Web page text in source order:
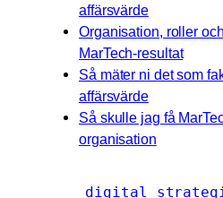
affärsvärde
Organisation, roller
MarTech-resultat
Så mäter ni det som
affärsvärde
Så skulle jag få
organisation
digital strategi